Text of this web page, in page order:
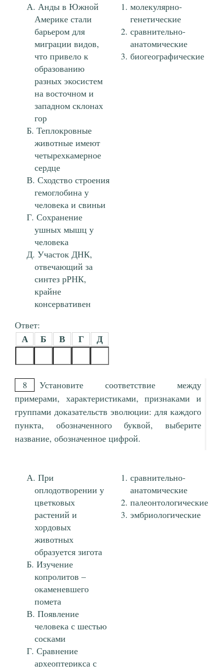
Анды в Южной
Америке стали
барьером для
миграции видов,
что привело к
образованию
разных экосистем
на восточном и
западном склонах
гор
Теплокровные
животные имеют
четырехкамерное
сердце
Сходство строения
гемоглобина у
человека и свиньи
Сохранение
ушных мышц у
человека
Участок ДНК,
отвечающий за
синтез рРНК,
крайне
консервативен
молекулярно-
генетические
сравнительно-
анатомические
биогеографические
Ответ:
А Б В Г Д
8
Установите соответствие между
примерами, характеристиками, признаками и
группами доказательств эволюции: для каждого
пункта, обозначенного буквой, выберите
название, обозначенное цифрой.
При
оплодотворении у
цветковых
растений и
хордовых
животных
образуется зигота
Изучение
копролитов –
окаменевшего
помета
Появление
человека с шестью
сосками
Сравнение
археоптерикса с
сравнительно-
анатомические
палеонтологические
эмбриологические